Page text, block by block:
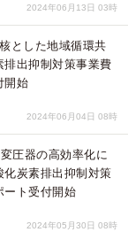
2024年06月13日 03時
とした地域循環共
出抑制対策事業費
開始
2024年06月04日 08時
圧器の高効率化に
化炭素排出抑制対策
ート受付開始
2024年05月30日 08時